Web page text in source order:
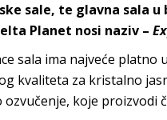
sale, te glavna sala u
Planet nosi naziv –
sala ima najveće platno
kvaliteta za kristalno
ozvučenje, koje proizvodi